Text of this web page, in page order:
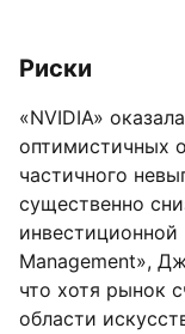
Риски
«NVIDIA»
оптимистичных
частичного
существенно
Management»,
что хотя рынок
области